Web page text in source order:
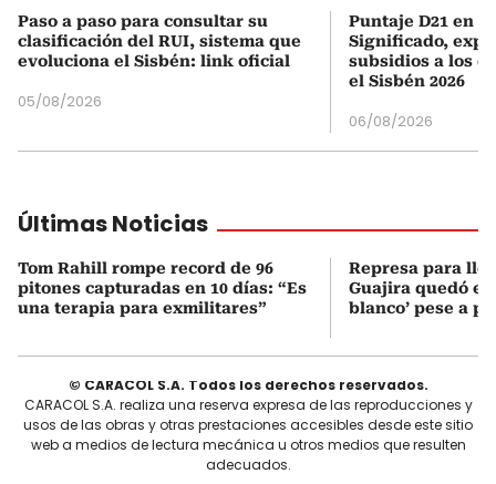
Paso a paso para consultar su
clasificación del RUI, sistema que
evoluciona el Sisbén: link oficial
05/08/2026
Puntaje D21 en
Significado,
subsidios a los
el Sisbén 2026
06/08/2026
Últimas Noticias
Tom Rahill rompe record de 96
pitones capturadas en 10 días: “Es
una terapia para exmilitares”
Represa para
Guajira quedó en
blanco’ pese a
© CARACOL S.A. Todos los derechos reservados.
CARACOL S.A. realiza una reserva expresa de las reproducciones y
usos de las obras y otras prestaciones accesibles desde este sitio
web a medios de lectura mecánica u otros medios que resulten
adecuados.